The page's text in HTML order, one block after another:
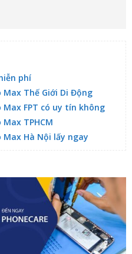
phí
Max Thế Giới Di Động
Max FPT có uy tín không
TPHCM
Max Hà Nội lấy ngay